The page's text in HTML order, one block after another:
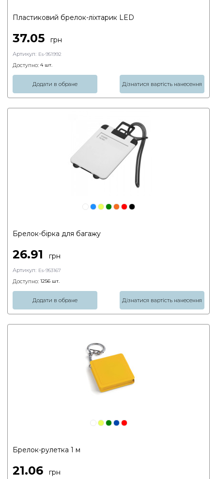
Пластиковий брелок-ліхтарик LED
37.05 грн
Артикул: Es-951992
Доступно: 4 шт.
Додати в обране Дізнатися вартість нанесення
Брелок-бірка для багажу
26.91 грн
Артикул: Es-953167
Доступно: 1256 шт.
Додати в обране Дізнатися вартість нанесення
Брелок-рулетка 1 м
21.06 грн